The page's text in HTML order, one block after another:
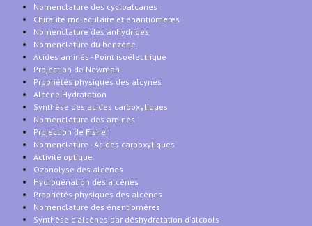
Nomenclature des cycloalcanes
Chiralité moléculaire et énantiomères
Nomenclature des anhydrides
Nomenclature du benzène
Acides aminés - Point isoélectrique
Projection de Newman
Propriétés physiques des alcynes
Alcène Hydratation
Synthèse des acides carboxyliques
Nomenclature des amines
Projection de Fisher
Nomenclature - Acides carboxyliques
Activité optique
Ozonolyse des alcènes
Hydrogénation des alcènes
Propriétés physiques des alcènes
Nomenclature des énantiomères
Synthèse d'alcènes par déshydratation d'alcools